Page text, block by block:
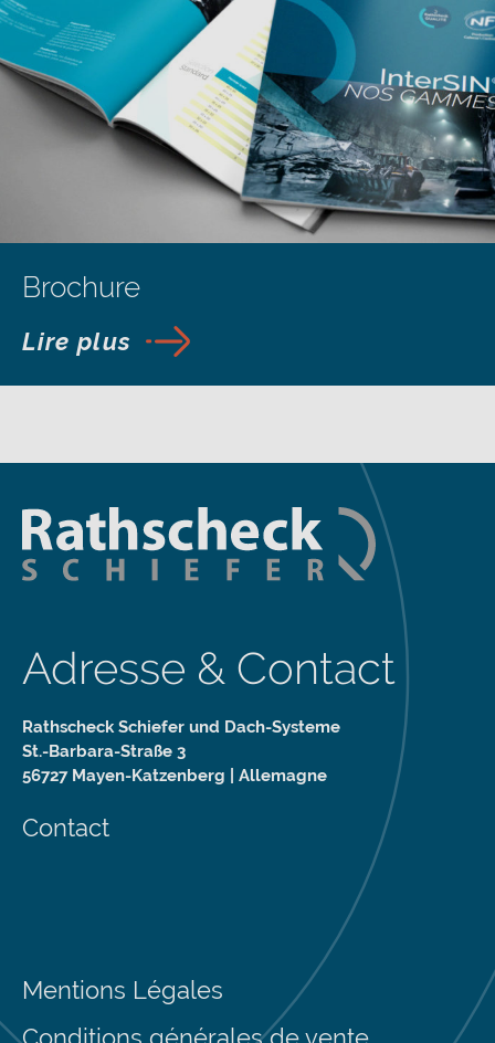
Brochure
Lire plus
Adresse & Contact
Rathscheck Schiefer und Dach-Systeme
St.-Barbara-Straße 3
56727 Mayen-Katzenberg | Allemagne
Contact
Mentions Légales